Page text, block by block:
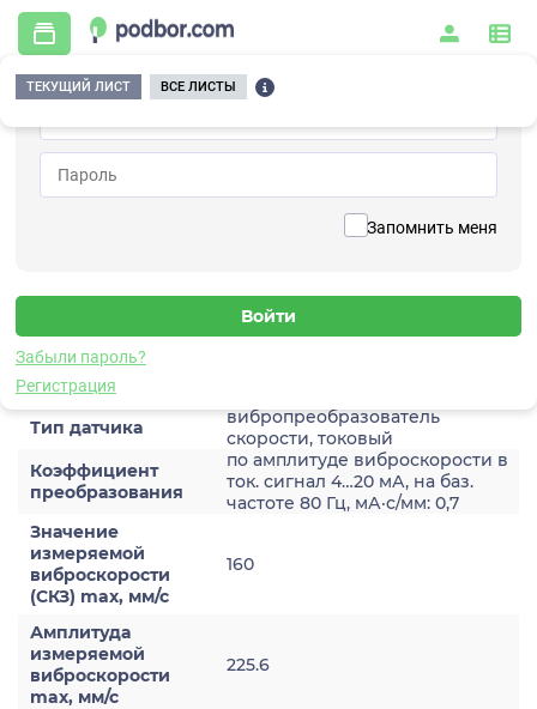
Запомнить меня
Забыли пароль?
Регистрация
ТЕКУЩИЙ ЛИСТ ВСЕ ЛИСТЫ
Главная / Контрольно-измерительные приборы и автоматика / Датчики /
Виброскорости / 2A206HM-160(T)
Датчик виброскороости
Характеристики
Тип датчика
вибропреобразователь
скорости, токовый
Коэффициент
преобразования
по амплитуде виброскорости в
ток. сигнал 4…20 мА, на баз.
частоте 80 Гц, мА·с/мм: 0,7
Значение
измеряемой
виброскорости
(СКЗ) max, мм/с
160
Амплитуда
измеряемой
виброскорости
max, мм/с
225.6